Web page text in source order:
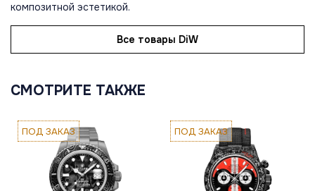
композитной эстетикой.
Все товары DiW
СМОТРИТЕ ТАКЖЕ
ПОД ЗАКАЗ ПОД ЗАКАЗ